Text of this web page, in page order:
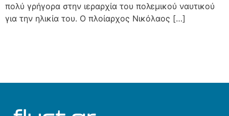
πολύ γρήγορα στην ιεραρχία του πολεμικού ναυτικού
για την ηλικία του. Ο πλοίαρχος Νικόλαος […]